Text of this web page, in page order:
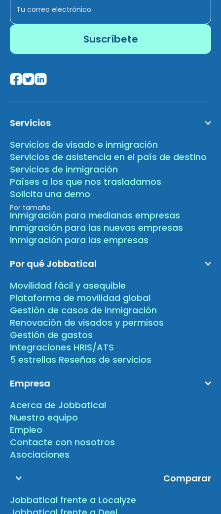
Servicios
Servicios de visado e inmigración
Servicios de asistencia en el país de destino
Servicios de inmigración
Países a los que nos trasladamos
Solicita una demo
Por tamaño
Inmigración para medianas empresas
Inmigración para las nuevas empresas
Inmigración para las empresas
Por qué Jobbatical
Movilidad fácil y asequible
Plataforma de movilidad global
Gestión de casos de inmigración
Renovación de visados y permisos
Gestión de gastos
Integraciones HRIS/ATS
5 estrellas Reseñas de servicios
Empresa
Acerca de Jobbatical
Nuestro equipo
Empleo
Contacte con nosotros
Asociaciones
Comparar
Jobbatical frente a Localyze